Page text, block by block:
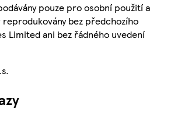
pouze pro osobní použití a
bez předchozího
Limited ani bez řádného uvedení